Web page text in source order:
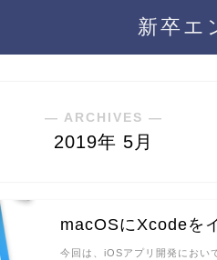
新卒エ
― ARCHIVES ―
2019年 5月
macOSにXcodeを
今回は、iOSアプリ開発におい